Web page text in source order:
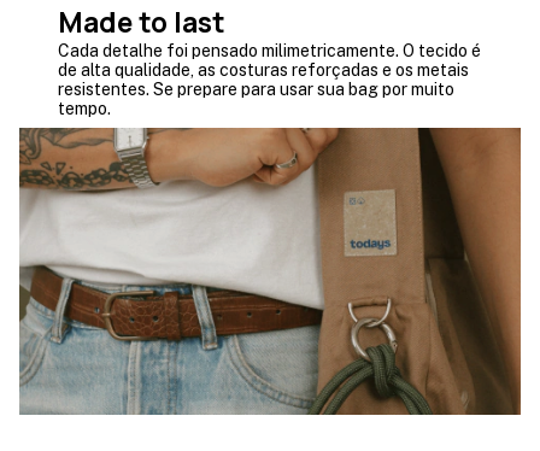
Made to last
Cada detalhe foi pensado milimetricamente. O tecido é
de alta qualidade, as costuras reforçadas e os metais
resistentes. Se prepare para usar sua bag por muito
tempo.